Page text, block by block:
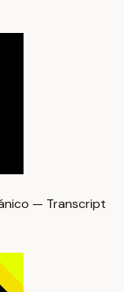
— Transcript